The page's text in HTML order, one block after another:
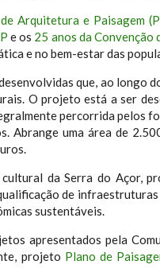
Arquitetura e Paisagem
e os 25 anos da Convenção
e no bem-estar das
que, ao longo
O projeto está a ser
percorrida pelos
uma área de
da Serra do Açor,
de
sustentáveis.
apresentados pela
projeto Plano de